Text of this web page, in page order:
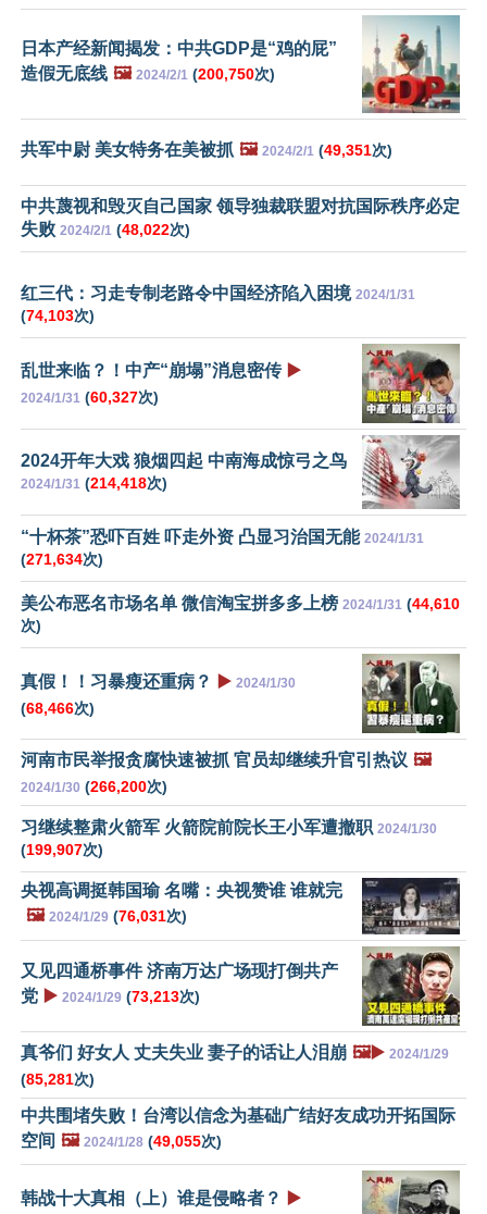
日本产经新闻揭发：中共GDP是“鸡的屁”
造假无底线 🖼️ 2024/2/1 (200,750次)
共军中尉 美女特务在美被抓 🖼️ 2024/2/1 (49,351次)
中共蔑视和毁灭自己国家 领导独裁联盟对抗国际秩序必定
失败 2024/2/1 (48,022次)
红三代：习走专制老路令中国经济陷入困境 2024/1/31
(74,103次)
乱世来临？！中产“崩塌”消息密传 ▶️
2024/1/31 (60,327次)
2024开年大戏 狼烟四起 中南海成惊弓之鸟
2024/1/31 (214,418次)
“十杯茶”恐吓百姓 吓走外资 凸显习治国无能 2024/1/31
(271,634次)
美公布恶名市场名单 微信淘宝拼多多上榜 2024/1/31 (44,610
次)
真假！！习暴瘦还重病？ ▶️ 2024/1/30
(68,466次)
河南市民举报贪腐快速被抓 官员却继续升官引热议 🖼️
2024/1/30 (266,200次)
习继续整肃火箭军 火箭院前院长王小军遭撤职 2024/1/30
(199,907次)
央视高调挺韩国瑜 名嘴：央视赞谁 谁就完
🖼️ 2024/1/29 (76,031次)
又见四通桥事件 济南万达广场现打倒共产
党 ▶️ 2024/1/29 (73,213次)
真爷们 好女人 丈夫失业 妻子的话让人泪崩 🖼️▶️ 2024/1/29
(85,281次)
中共围堵失败！台湾以信念为基础广结好友成功开拓国际
空间 🖼️ 2024/1/28 (49,055次)
韩战十大真相（上）谁是侵略者？ ▶️